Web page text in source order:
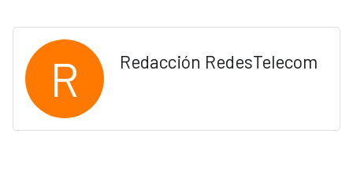
R Redacción RedesTelecom